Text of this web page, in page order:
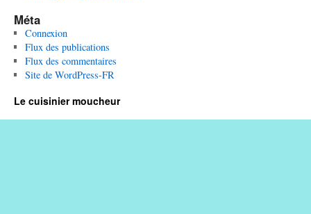
Méta
Connexion
Flux des publications
Flux des commentaires
Site de WordPress-FR
Le cuisinier moucheur